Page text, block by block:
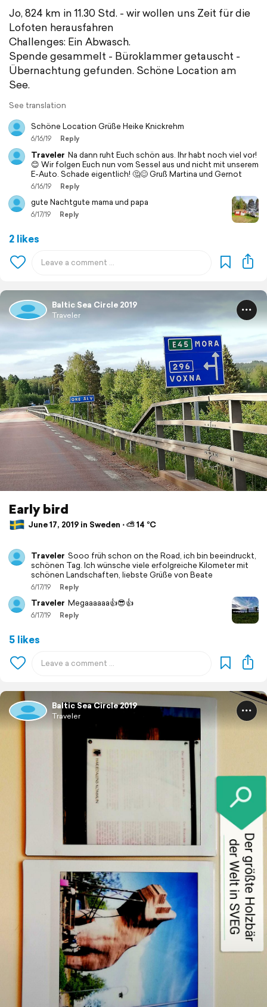
Jo, 824 km in 11.30 Std. - wir wollen uns Zeit für die
Lofoten herausfahren
Challenges: Ein Abwasch.
Spende gesammelt - Büroklammer getauscht -
Übernachtung gefunden. Schöne Location am
See.
See translation
Schöne Location Grüße Heike Knickrehm
6/16/19 Reply
Traveler Na dann ruht Euch schön aus. Ihr habt noch viel vor!
😊 Wir folgen Euch nun vom Sessel aus und nicht mit unserem
E-Auto. Schade eigentlich! 🤔😊 Gruß Martina und Gernot
6/16/19 Reply
gute Nachtgute mama und papa
6/17/19 Reply
2 likes
Baltic Sea Circle 2019
Traveler
Early bird
June 17, 2019 in Sweden ⋅ ⛅ 14 °C
Traveler Sooo früh schon on the Road, ich bin beeindruckt,
schönen Tag. Ich wünsche viele erfolgreiche Kilometer mit
schönen Landschaften, liebste Grüße von Beate
6/17/19 Reply
Traveler Megaaaaaa👍😎👍
6/17/19 Reply
5 likes
Baltic Sea Circle 2019
Traveler